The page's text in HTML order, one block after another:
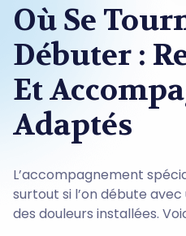
Où Se
Débuter :
Et
Adaptés
L’accompagnement
surtout si l’on débute
des douleurs installées.